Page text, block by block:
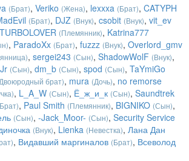
(Брат), Veriko (Жена), lexxxa (Брат), CATYPH
(Брат), DJZ (Внук), csobit (Внук), vit_ev
TURBOLOVER (Племянник), Katrina777
, ParadoXx (Брат), fuzzz (Внук), Overlord_gmv
, sergei243 (Сын), ShadowWolF (Внук),
(Сын), dm_b (Сын), spod (Сын), TaYmiGo
брат), mura (Дочь), no remorse
, L_A_W (Сын), Ё_ж_и_к (Сын), Saundtrek
, Paul Smith (Племянник), BIGNIKO (Сын),
(Сын), -Jack_Moor- (Сын), Security Service
(Внук), Lienka (Невестка), Лана Дан
, Видавший маргиналов (Брат), Всеволод